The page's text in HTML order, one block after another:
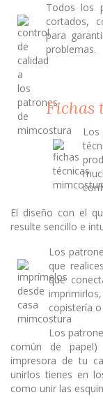
Todos los
cortados,
para
problemas.
Fichas
Los
El diseño con el
resulte sencillo e
Los
que
que
copistería
Los
común de
impresora de tu
unirlos tienes en
como unir las